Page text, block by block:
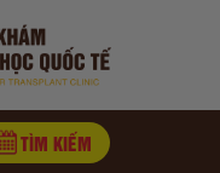
TÌM KIẾM